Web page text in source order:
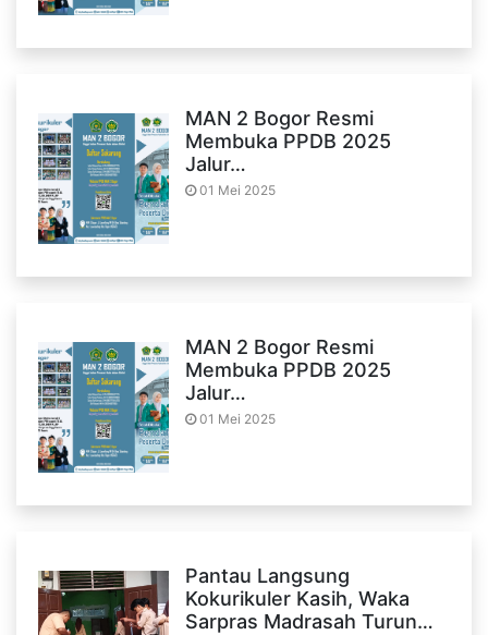
MAN 2 Bogor Resmi
Membuka PPDB 2025
Jalur…
01 Mei 2025
MAN 2 Bogor Resmi
Membuka PPDB 2025
Jalur…
01 Mei 2025
Pantau Langsung
Kokurikuler Kasih, Waka
Sarpras Madrasah Turun…